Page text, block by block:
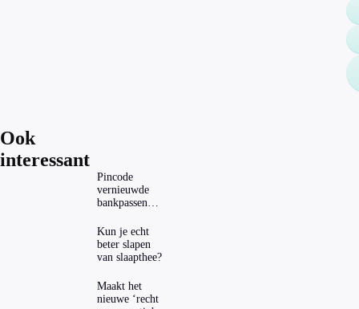
Ook
interessant
Pincode
vernieuwde
bankpassen
ING-app: is dat
wel veilig?
Kun je echt
beter slapen
van slaapthee?
Maakt het
nieuwe ‘recht